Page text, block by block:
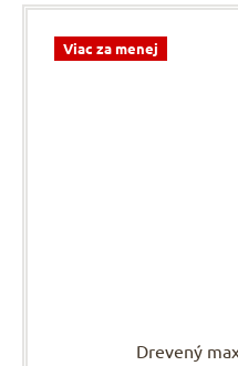
Viac za menej
Drevený